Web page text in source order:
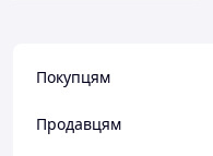
Покупцям
Продавцям